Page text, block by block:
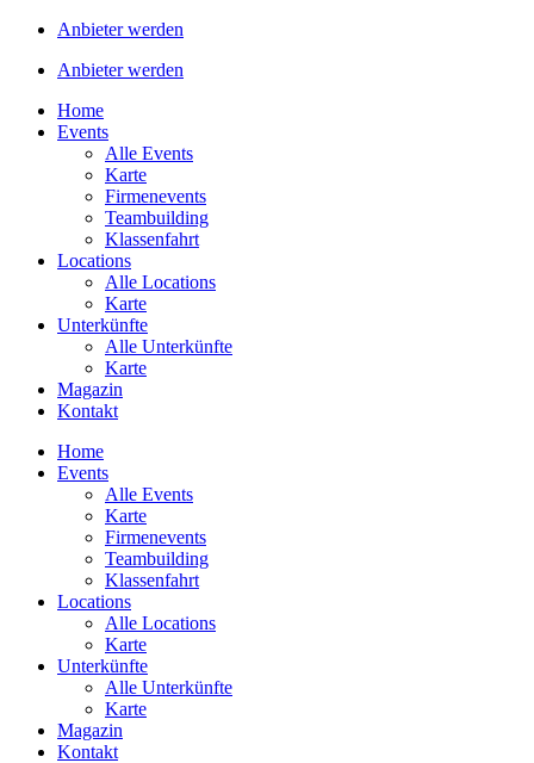
Anbieter werden
Anbieter werden
Home
Events
Alle Events
Karte
Firmenevents
Teambuilding
Klassenfahrt
Locations
Alle Locations
Karte
Unterkünfte
Alle Unterkünfte
Karte
Magazin
Kontakt
Home
Events
Alle Events
Karte
Firmenevents
Teambuilding
Klassenfahrt
Locations
Alle Locations
Karte
Unterkünfte
Alle Unterkünfte
Karte
Magazin
Kontakt